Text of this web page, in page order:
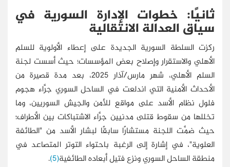
ثانيًا: خطوات الإدارة السورية في
سياق العدالة الانتقالية
ركزت السلطة السورية الجديدة على إعطاء الأولوية للسلم
الأهلي والاستقرار وإصلاح بعض المؤسسات؛ حيث أسست لجنة
السلم الأهلي، شهر مارس/آذار 2025، بعد مدة قصيرة من
الأحداث الأمنية التي اندلعت في الساحل السوري جرَّاء هجوم
فلول نظام الأسد على مواقع للأمن والجيش السوريين، وما
تخللها من سقوط قتلى مدنيين جرَّاء الاشتباكات بين الأطراف؛
حيث ضمَّت اللجنة مستشارًا سابقًا لبشار الأسد من "الطائفة
العلوية"، في إشارة إلى الرغبة باحتواء التوتر المتصاعد في
منطقة الساحل السوري ونزع فتيل أبعاده الطائفية(5)
.